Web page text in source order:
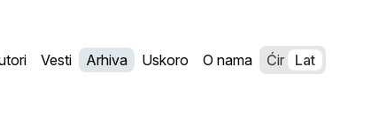
Vesti Arhiva Uskoro O nama Ćir Lat